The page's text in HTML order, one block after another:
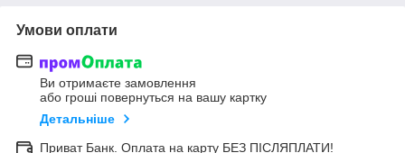
Умови оплати
Ви отримаєте замовлення
або гроші повернуться на вашу картку
Детальніше
Приват Банк. Оплата на карту БЕЗ ПІСЛЯПЛАТИ!